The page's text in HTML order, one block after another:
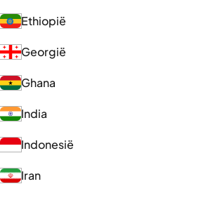
Ethiopië
Georgië
Ghana
India
Indonesië
Iran